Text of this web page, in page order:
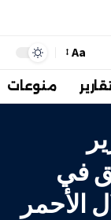
Aa
منوعات
في
الأحمر